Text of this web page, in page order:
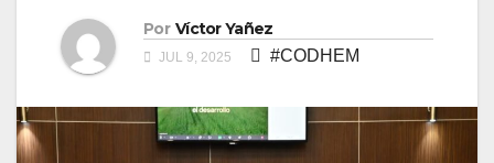
Por Víctor Yañez
JUL 9, 2025 #CODHEM